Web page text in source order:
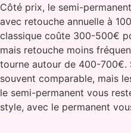
Côté prix, le semi-
avec retouche annuelle à
classique coûte 300-500€
mais retouche moins
tourne autour de 400-700€.
souvent comparable, mais
le semi-permanent vous
style, avec le permanent